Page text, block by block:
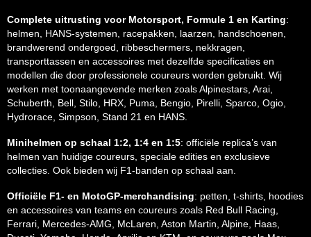
Complete uitrusting voor Motorsport, Formule 1 en Karting:
helmen, HANS-systemen, racepakken, laarzen, handschoenen,
brandwerend ondergoed, ribbeschermers, nekkragen,
transporttassen en accessoires met dezelfde specificaties en
modellen die door professionele coureurs worden gebruikt. Wij
werken met toonaangevende merken zoals Alpinestars, Arai,
Schuberth, Bell, Stilo, HRX, Puma, Bengio, Pirelli, Sparco, Ogio,
Hydrorace, Simpson, Stand 21 en HANS.
Minihelmen op schaal 1:2, 1:4 en 1:5: officiële replica’s van
helmen van huidige coureurs, speciale edities en exclusieve
collecties. Ook bieden wij F1-banden op schaal aan.
Officiële F1- en MotoGP-merchandising: petten, t-shirts, hoodies
en accessoires van teams en coureurs zoals Red Bull Racing,
Ferrari, Mercedes-AMG, McLaren, Aston Martin, Alpine, Haas,